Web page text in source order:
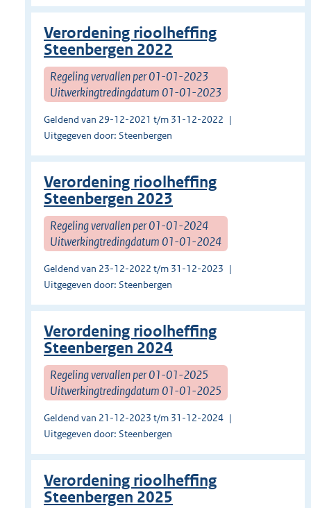
Verordening rioolheffing
Steenbergen 2022
Regeling vervallen per 01-01-2023
Uitwerkingtredingdatum 01-01-2023
Geldend van 29-12-2021 t/m 31-12-2022
Uitgegeven door: Steenbergen
Verordening rioolheffing
Steenbergen 2023
Regeling vervallen per 01-01-2024
Uitwerkingtredingdatum 01-01-2024
Geldend van 23-12-2022 t/m 31-12-2023
Uitgegeven door: Steenbergen
Verordening rioolheffing
Steenbergen 2024
Regeling vervallen per 01-01-2025
Uitwerkingtredingdatum 01-01-2025
Geldend van 21-12-2023 t/m 31-12-2024
Uitgegeven door: Steenbergen
Verordening rioolheffing
Steenbergen 2025